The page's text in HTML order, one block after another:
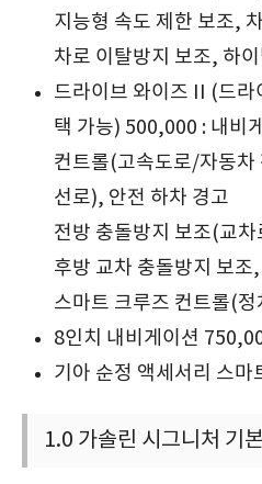
지능형 속도 제한 보조,
차로 이탈방지 보조, 하
드라이브 와이즈 II (드
택 가능) 500,000 : 내비
컨트롤(고속도로/자동
선로), 안전 하차 경고
전방 충돌방지 보조(교
후방 교차 충돌방지 보
스마트 크루즈 컨트롤(
8인치 내비게이션
기아 순정 액세서리 스
1.0 가솔린 시그니처 기